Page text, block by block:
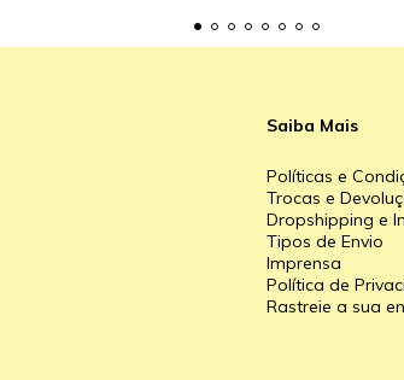
Saiba Mais
Políticas e
Trocas e
Dropshipping e
Tipos de Envio
Imprensa
Política de
Rastreie a sua